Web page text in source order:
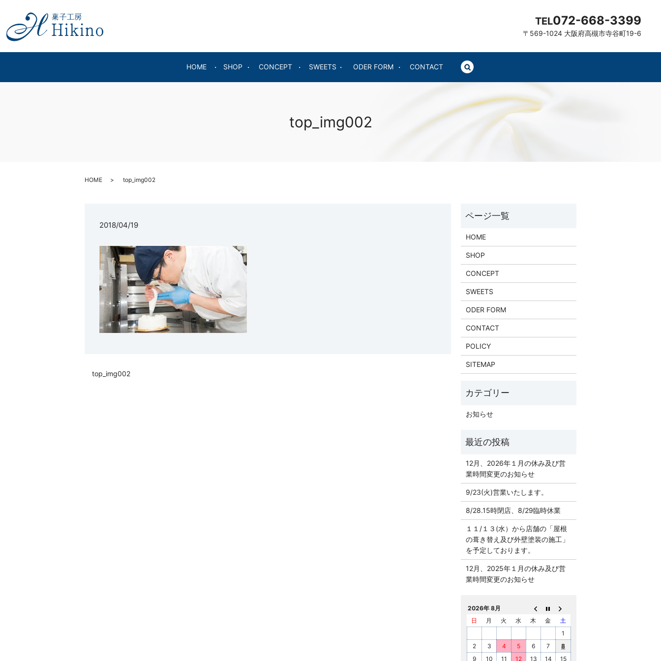
HOME SHOP CONCEPT SWEETS ODER FORM CONTACT
TEL072-668-3399
〒569-1024 大阪府高槻市寺谷町19-6
top_img002
HOME top_img002
2018/04/19
top_img002
HOME
SHOP
CONCEPT
SWEETS
ODER FORM
CONTACT
POLICY
SITEMAP
お知らせ
12月、2026年１月の休み及び営
業時間変更のお知らせ
9/23(火)営業いたします。
8/28.15時閉店、8/29臨時休業
１１/１３(水）から店舗の「屋根
の葺き替え及び外壁塗装の施工」
を予定しております。
12月、2025年１月の休み及び営
業時間変更のお知らせ
2026年 8月
日
月 火 水 木 金
土
1
2
3 4 5 6 7
8
9
10 11 12 13 14 15